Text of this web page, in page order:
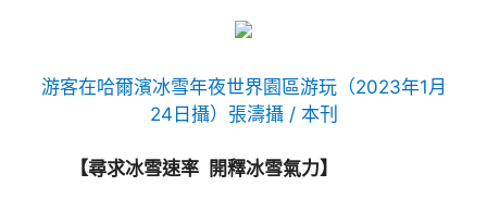
游客在哈爾濱冰雪年夜世界園區游玩（2023年1月
24日攝） 張濤攝 / 本刊
【尋求冰雪速率 開釋冰雪氣力】